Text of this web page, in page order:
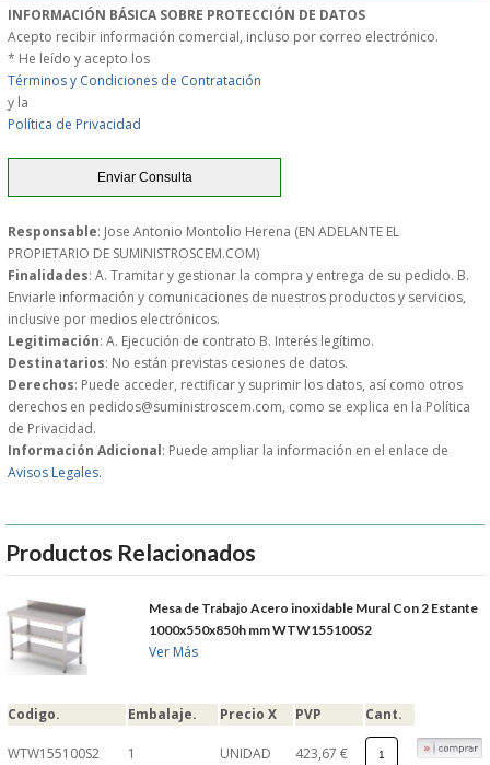
MUEBLES INOX. COCINA
PAPEL Y PRODUCTOS UNIUSO
VAJILLA
CUCHILLOS DE COCINA
OUTLET
GASTOS DE ENVIO
FORMA DE PAGO
CONDICIONES DE COMPRA
GARANTIAS Y
DEVOLUCIONES
AVISO LEGAL
POL�TICA DE PRIVACIDAD
INFORMACIÓN BÁSICA SOBRE PROTECCIÓN DE DATOS
Acepto recibir información comercial, incluso por correo electrónico.
* He leído y acepto los
Términos y Condiciones de Contratación
y la
Política de Privacidad
Responsable: Jose Antonio Montolio Herena (EN ADELANTE EL
PROPIETARIO DE SUMINISTROSCEM.COM)
Finalidades: A. Tramitar y gestionar la compra y entrega de su pedido. B.
Enviarle información y comunicaciones de nuestros productos y servicios,
inclusive por medios electrónicos.
Legitimación: A. Ejecución de contrato B. Interés legítimo.
Destinatarios: No están previstas cesiones de datos.
Derechos: Puede acceder, rectificar y suprimir los datos, así como otros
derechos en pedidos@suministroscem.com, como se explica en la Política
de Privacidad.
Información Adicional: Puede ampliar la información en el enlace de
Avisos Legales.
Productos Relacionados
Mesa de Trabajo Acero inoxidable Mural Con 2 Estante
1000x550x850h mm WTW155100S2
Ver Más
Codigo. Embalaje. Precio X PVP Cant.
WTW155100S2 1 UNIDAD 423,67 €